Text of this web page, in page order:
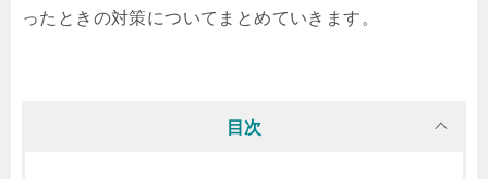
ったときの対策についてまとめていきます。
目次